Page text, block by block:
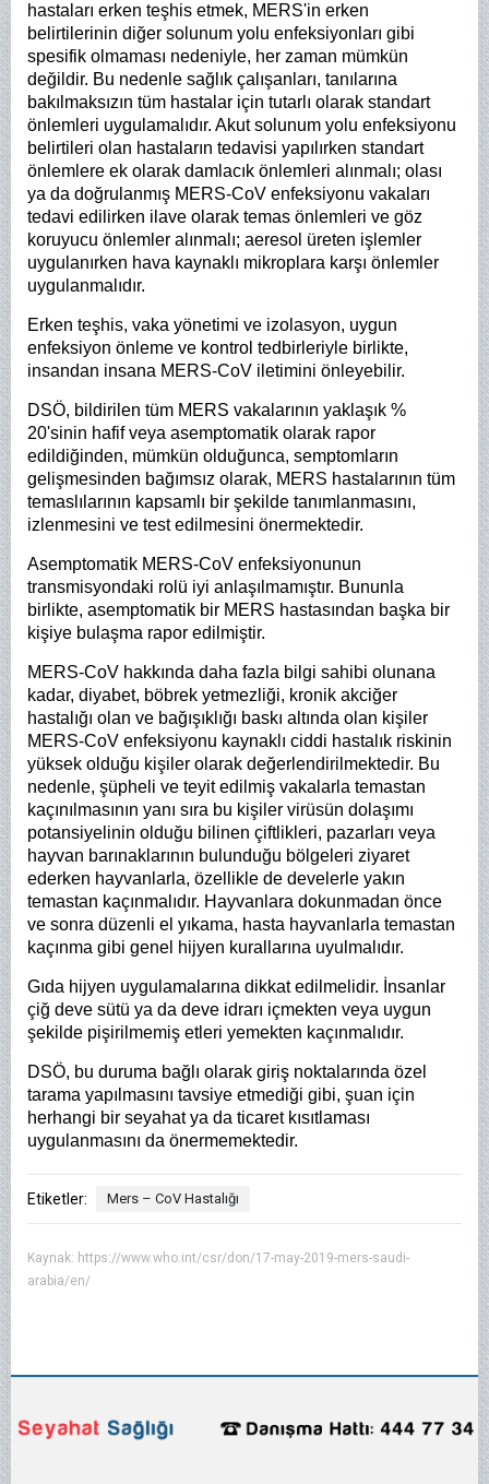
hastaları erken teşhis etmek, MERS'in erken
belirtilerinin diğer solunum yolu enfeksiyonları gibi
spesifik olmaması nedeniyle, her zaman mümkün
değildir. Bu nedenle sağlık çalışanları, tanılarına
bakılmaksızın tüm hastalar için tutarlı olarak standart
önlemleri uygulamalıdır. Akut solunum yolu enfeksiyonu
belirtileri olan hastaların tedavisi yapılırken standart
önlemlere ek olarak damlacık önlemleri alınmalı; olası
ya da doğrulanmış MERS-CoV enfeksiyonu vakaları
tedavi edilirken ilave olarak temas önlemleri ve göz
koruyucu önlemler alınmalı; aeresol üreten işlemler
uygulanırken hava kaynaklı mikroplara karşı önlemler
uygulanmalıdır.
Erken teşhis, vaka yönetimi ve izolasyon, uygun
enfeksiyon önleme ve kontrol tedbirleriyle birlikte,
insandan insana MERS-CoV iletimini önleyebilir.
DSÖ, bildirilen tüm MERS vakalarının yaklaşık %
20'sinin hafif veya asemptomatik olarak rapor
edildiğinden, mümkün olduğunca, semptomların
gelişmesinden bağımsız olarak, MERS hastalarının tüm
temaslılarının kapsamlı bir şekilde tanımlanmasını,
izlenmesini ve test edilmesini önermektedir.
Asemptomatik MERS-CoV enfeksiyonunun
transmisyondaki rolü iyi anlaşılmamıştır. Bununla
birlikte, asemptomatik bir MERS hastasından başka bir
kişiye bulaşma rapor edilmiştir.
MERS-CoV hakkında daha fazla bilgi sahibi olunana
kadar, diyabet, böbrek yetmezliği, kronik akciğer
hastalığı olan ve bağışıklığı baskı altında olan kişiler
MERS-CoV enfeksiyonu kaynaklı ciddi hastalık riskinin
yüksek olduğu kişiler olarak değerlendirilmektedir. Bu
nedenle, şüpheli ve teyit edilmiş vakalarla temastan
kaçınılmasının yanı sıra bu kişiler virüsün dolaşımı
potansiyelinin olduğu bilinen çiftlikleri, pazarları veya
hayvan barınaklarının bulunduğu bölgeleri ziyaret
ederken hayvanlarla, özellikle de develerle yakın
temastan kaçınmalıdır. Hayvanlara dokunmadan önce
ve sonra düzenli el yıkama, hasta hayvanlarla temastan
kaçınma gibi genel hijyen kurallarına uyulmalıdır.
Gıda hijyen uygulamalarına dikkat edilmelidir. İnsanlar
çiğ deve sütü ya da deve idrarı içmekten veya uygun
şekilde pişirilmemiş etleri yemekten kaçınmalıdır.
DSÖ, bu duruma bağlı olarak giriş noktalarında özel
tarama yapılmasını tavsiye etmediği gibi, şuan için
herhangi bir seyahat ya da ticaret kısıtlaması
uygulanmasını da önermemektedir.
Etiketler: Mers – CoV Hastalığı
Kaynak: https://www.who.int/csr/don/17-may-2019-mers-saudi-
arabia/en/